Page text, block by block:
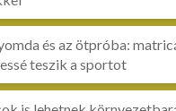
és az ötpróba:
teszik a sportot